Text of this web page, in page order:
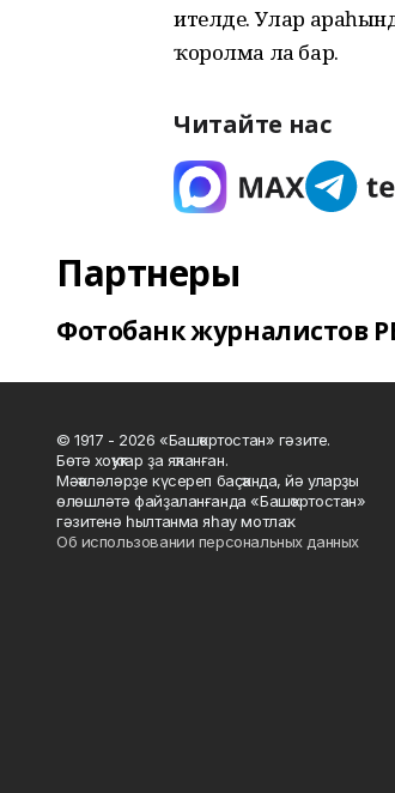
ителде. Улар
ҡоролма ла бар.
Читайте нас
Партнеры
Фотобанк журналистов
© 1917 - 2026 «Башҡортостан» гәзите.
Бөтә хоҡуҡтар ҙа яҡланған.
Мәҡәләләрҙе күсереп баҫҡанда, йә уларҙы
өлөшләтә файҙаланғанда «Башҡортостан»
гәзитенә һылтанма яһау мотлаҡ.
Об использовании персональных данных